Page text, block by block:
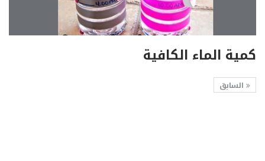
كمية الماء الكافية
السابق